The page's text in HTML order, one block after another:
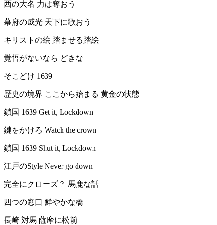
西の大名 力は奪おう
幕府の威光 天下に歌おう
キリストの絵 踏ませる踏絵
覚悟がないなら どきな
そこどけ 1639
歴史の境界 ここから始まる 黄金の状態
鎖国 1639 Get it, Lockdown
鍵をかけろ Watch the crown
鎖国 1639 Shut it, Lockdown
江戸のStyle Never go down
完全にクローズ？ 馬鹿な話
四つの窓口 鮮やかな橋
長崎 対馬 薩摩に松前